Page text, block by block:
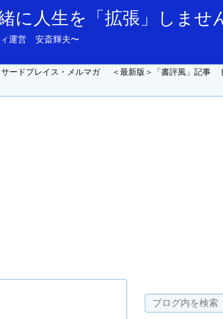
に人生を「拡張」しませ
ィ運営 安斎輝夫〜
サードプレイス・メルマガ
＜最新版＞「書評風」記事